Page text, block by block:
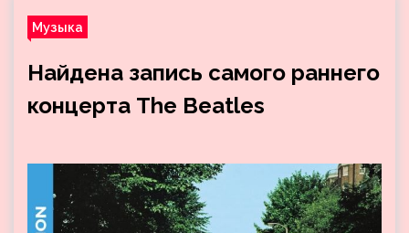
Музыка
Найдена запись самого раннего
концерта The Beatles